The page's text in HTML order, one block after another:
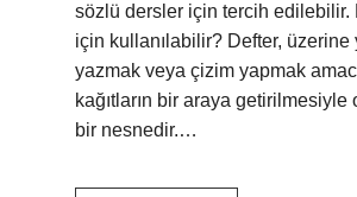
sözlü dersler için tercih edilebilir.
için kullanılabilir? Defter, üzerine
yazmak veya çizim yapmak
kağıtların bir araya getirilmesiyle
bir nesnedir.…